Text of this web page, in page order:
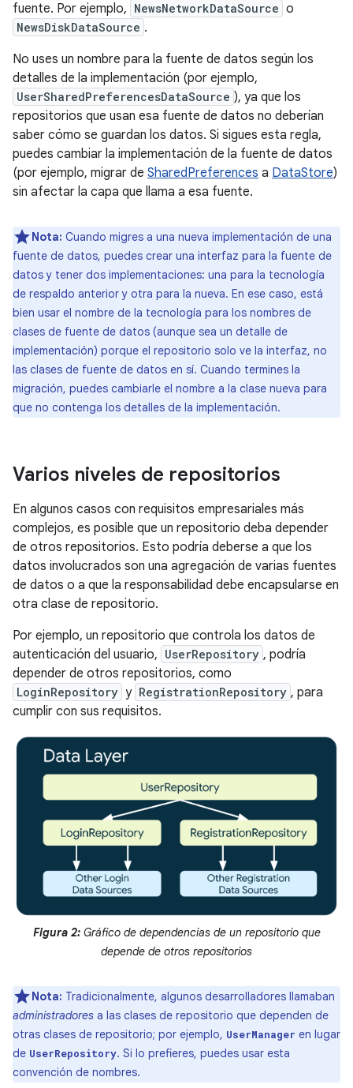
fuente. Por ejemplo, NewsNetworkDataSource o
NewsDiskDataSource .
No uses un nombre para la fuente de datos según los
detalles de la implementación (por ejemplo,
UserSharedPreferencesDataSource ), ya que los
repositorios que usan esa fuente de datos no deberían
saber cómo se guardan los datos. Si sigues esta regla,
puedes cambiar la implementación de la fuente de datos
(por ejemplo, migrar de SharedPreferences a DataStore)
sin afectar la capa que llama a esa fuente.
Nota: Cuando migres a una nueva implementación de una
fuente de datos, puedes crear una interfaz para la fuente de
datos y tener dos implementaciones: una para la tecnología
de respaldo anterior y otra para la nueva. En ese caso, está
bien usar el nombre de la tecnología para los nombres de
clases de fuente de datos (aunque sea un detalle de
implementación) porque el repositorio solo ve la interfaz, no
las clases de fuente de datos en sí. Cuando termines la
migración, puedes cambiarle el nombre a la clase nueva para
que no contenga los detalles de la implementación.
Varios niveles de repositorios
En algunos casos con requisitos empresariales más
complejos, es posible que un repositorio deba depender
de otros repositorios. Esto podría deberse a que los
datos involucrados son una agregación de varias fuentes
de datos o a que la responsabilidad debe encapsularse en
otra clase de repositorio.
Por ejemplo, un repositorio que controla los datos de
autenticación del usuario, UserRepository , podría
depender de otros repositorios, como
LoginRepository y RegistrationRepository , para
cumplir con sus requisitos.
Figura 2:Gráfico de dependencias de un repositorio que
depende de otros repositorios
Nota: Tradicionalmente, algunos desarrolladores llamaban
administradores a las clases de repositorio que dependen de
otras clases de repositorio; por ejemplo, UserManager en lugar
de UserRepository. Si lo prefieres, puedes usar esta
convención de nombres.